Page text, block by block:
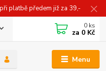
platbě předem již za 39,-
Menu
0 ks
za 0 Kč